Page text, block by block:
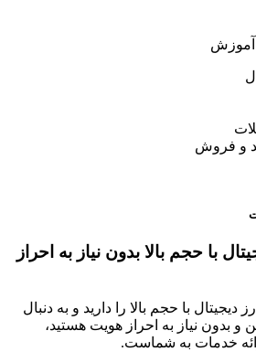
آموزش
و فروش
با حجم بالا بدون نیاز به احراز
با حجم بالا را دارید و به دنبال
و بدون نیاز به احراز هویت هستید،
خدمات به شماست.